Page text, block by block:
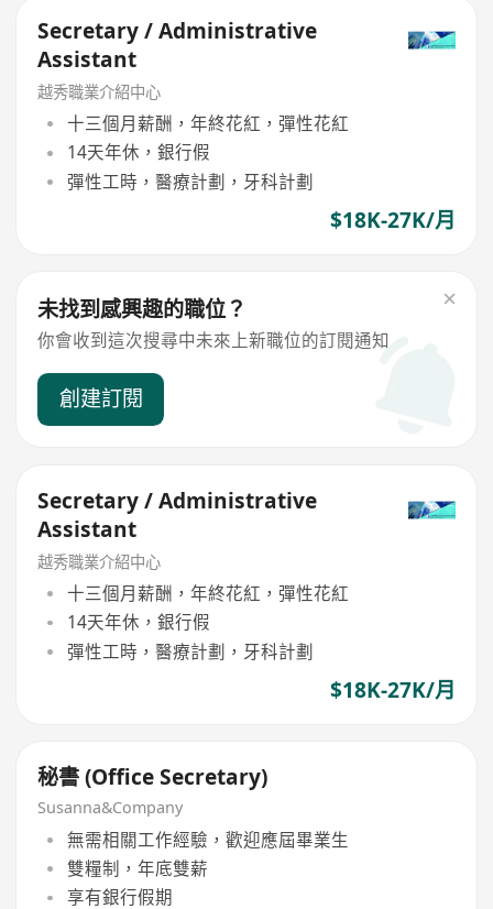
Secretary / Administrative
Assistant
越秀職業介紹中心
十三個月薪酬，年終花紅，彈性花紅
14天年休，銀行假
彈性工時，醫療計劃，牙科計劃
$18K-27K/月
未找到感興趣的職位？
你會收到這次搜尋中未來上新職位的訂閱通知
創建訂閱
Secretary / Administrative
Assistant
越秀職業介紹中心
十三個月薪酬，年終花紅，彈性花紅
14天年休，銀行假
彈性工時，醫療計劃，牙科計劃
$18K-27K/月
秘書 (Office Secretary)
Susanna&Company
無需相關工作經驗，歡迎應屆畢業生
雙糧制，年底雙薪
享有銀行假期